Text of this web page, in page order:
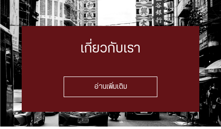
เกี่ยวกับเรา
อ่านเพิ่มเติม